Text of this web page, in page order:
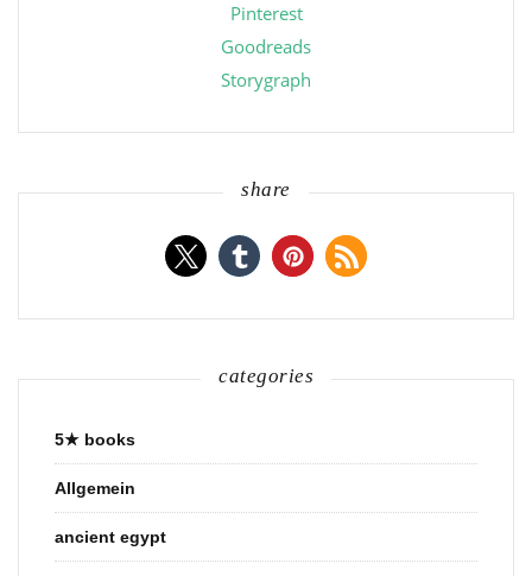
Pinterest
Goodreads
Storygraph
share
categories
5★ books
Allgemein
ancient egypt